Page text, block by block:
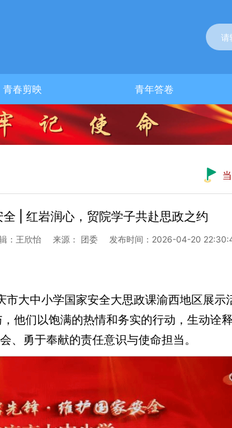
青春剪映 青年答卷
| 红岩润心，贸院学子共赴思政之约
：王欣怡 来源： 团委 发布时间：2026-04-20
大中小学国家安全大思政课渝西地区展示
他们以饱满的热情和务实的行动，生动诠
、勇于奉献的责任意识与使命担当。